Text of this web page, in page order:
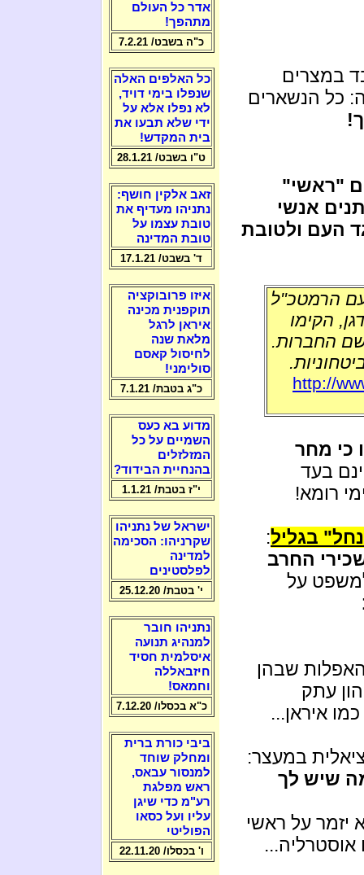
במצרים
כל הנשארים
"ראשי"
אנשי
העם ולטובת
הרמטכ"ל
הקימו
החברות.
http://
כי מחר
בעד
רומא!
בגליל:
החרב
למשפט על
שבהן
עתק
איראן...
במעצר:
שיש לך
יזמר על ראשי
אדר כל העולם
מתהפך!
כ"ה בשבט/ 7.2.21
כל האלפים האלה
שנפלו בימי דויד,
לא נפלו אלא על
ידי שלא תבעו את
בית המקדש!
ט"ו בשבט/ 28.1.21
זאב אלקין חושף:
נתניהו מעדיף את
טובת עצמו על
טובת המדינה
ד' בשבט/ 17.1.21
איזו פרובוקציה
תוקפנית מכינה
איראן לרגל
מלאת שנה
לחיסול קאסם
סולימני!
כ"ג בטבת/ 7.1.21
מדוע בא כעס
השמיים על כל
המזלזלים
בהנחיית הבידוד?
י"ז בטבת/ 1.1.21
ישראל של נתניהו
שקרניהו: הסכימה
למדינה
לפלסטינים
י' בטבת/ 25.12.20
נתניהו חובר
למנהיג תנועה
איסלמית חסיד
חיזבאללה
וחמאס!
כ"א בכסלו/ 7.12.20
ביבי כורת ברית
ומחלק שוחד
למנסור עבאס,
ראש מפלגת
רע"מ כדי שיגן
עליו ועל כסאו
הפוליטי
ו' בכסלו/ 22.11.20